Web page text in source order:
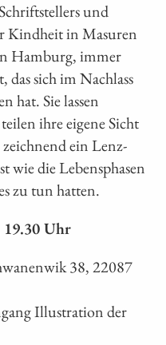
und
Kindheit in Masuren
Hamburg, immer
das sich im Nachlass
hat. Sie lassen
ihre eigene Sicht
ein Lenz-
wie die Lebensphasen
zu tun hatten.
19.30 Uhr
38, 22087
Illustration der